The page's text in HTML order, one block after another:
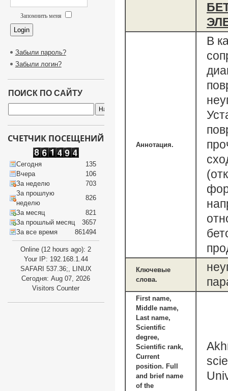
Аннотация.
В
Ключевые
слова.
First name,
Middle name,
Last name,
Scientific
degree,
Scientific rank,
Current
position. Full
and brief name
of the
Запомнить меня
Забыли пароль?
Забыли логин?
ПОИСК ПО САЙТУ
СЧЕТЧИК ПОСЕЩЕНИЙ
Сегодня
135
Вчера
106
За неделю
703
За прошлую
неделю
826
За месяц
821
За прошлый месяц
3657
За все время
861494
Online (12 hours ago): 2
Your IP: 192.168.1.44
SAFARI 537.36;, LINUX
Сегодня: Aug 07, 2026
Visitors Counter